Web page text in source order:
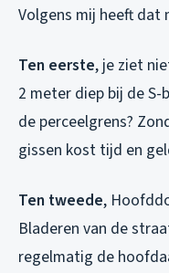
Volgens mij heeft dat
Ten eerste, je ziet
2 meter diep bij de
de perceelgrens?
gissen kost tijd en
Ten tweede,
Bladeren van de
regelmatig de